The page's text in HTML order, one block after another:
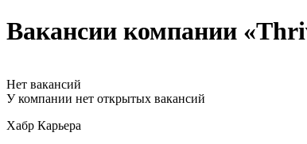
Вакансии компании
Нет вакансий
У компании нет открытых вакансий
Хабр Карьера